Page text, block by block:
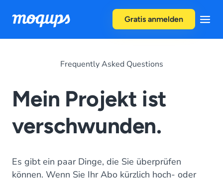
Gratis anmelden
Frequently Asked Questions
Mein Projekt ist
verschwunden.
Es gibt ein paar Dinge, die Sie überprüfen
können. Wenn Sie Ihr Abo kürzlich hoch- oder